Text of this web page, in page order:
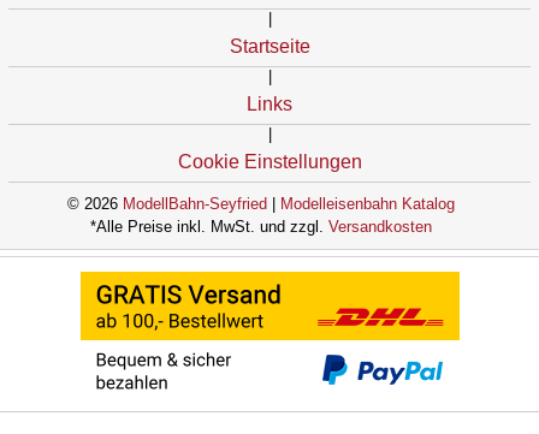
Startseite
Links
Cookie Einstellungen
© 2026 ModellBahn-Seyfried
Modelleisenbahn Katalog
*Alle Preise inkl. MwSt. und zzgl. Versandkosten